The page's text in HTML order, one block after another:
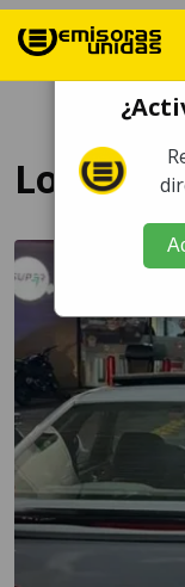
Los